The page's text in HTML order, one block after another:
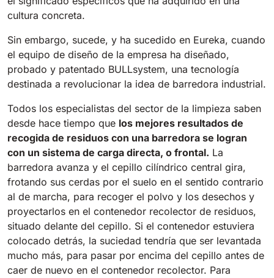
810 mm
Fregadora con operador a bordo
Ver todas
E65
650 mm 3900 m²/h
E75
760 mm 4560 m²/h
E83
830 mm 4980 m²/h
Bull 200
2100 mm 29400 m²/h
cultura concreta.
Sin embargo, sucede, y ha sucedido en Eureka, cuando
el equipo de diseño de la empresa ha diseñado,
probado y patentado BULLsystem, una tecnología
destinada a revolucionar la idea de barredora industrial.
Todos los especialistas del sector de la limpieza saben
desde hace tiempo que los mejores resultados de
recogida de residuos con una barredora se logran
con un sistema de carga directa, o frontal. La
barredora avanza y el cepillo cilíndrico central gira,
frotando sus cerdas por el suelo en el sentido contrario
al de marcha, para recoger el polvo y los desechos y
proyectarlos en el contenedor recolector de residuos,
situado delante del cepillo. Si el contenedor estuviera
colocado detrás, la suciedad tendría que ser levantada
mucho más, para pasar por encima del cepillo antes de
caer de nuevo en el contenedor recolector. Para